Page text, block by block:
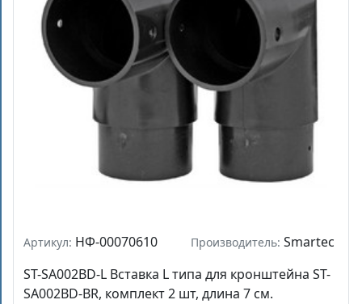
Артикул: НФ-00070610 Производитель: Smartec
ST-SA002BD-L Вставка L типа для кронштейна ST-
SA002BD-BR, комплект 2 шт, длина 7 см.